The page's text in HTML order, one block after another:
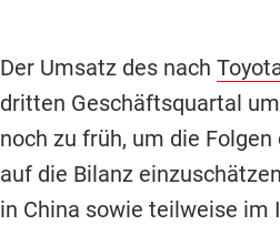
Der Umsatz des nach
dritten Geschäftsquartal
noch zu früh, um die
auf die Bilanz
in China sowie teilweise im